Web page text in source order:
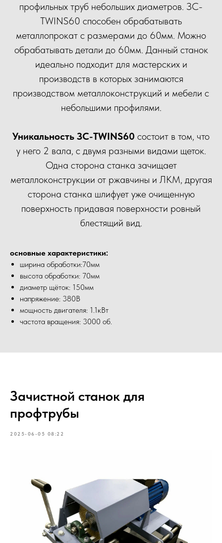
профильных труб небольших диаметров. ЗС-
TWINS60 способен обрабатывать
металлопрокат с размерами до 60мм. Можно
обрабатывать детали до 60мм. Данный станок
идеально подходит для мастерских и
производств в которых занимаются
производством металлоконструкций и мебели с
небольшими профилями.
Уникальность ЗС-TWINS60 состоит в том, что
у него 2 вала, с двумя разными видами щеток.
Одна сторона станка зачищает
металлоконструкции от ржавчины и ЛКМ, другая
сторона станка шлифует уже очищенную
поверхность придавая поверхности ровный
блестящий вид.
основные характеристики:
ширина обработки:70мм
высота обработки: 70мм
диаметр щёток: 150мм
напряжение: 380В
мощность двигателя: 1.1кВт
частота вращения: 3000 об.
Зачистной станок для
профтрубы
2025-06-05 08:22